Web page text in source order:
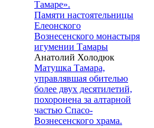
Тамаре».
Памяти настоятельницы
Елеонского
Вознесенского монастыря
игумении Тамары
Анатолий Холодюк
Матушка Тамара,
управлявшая обителью
более двух десятилетий,
похоронена за алтарной
частью Спасо-
Вознесенского храма.